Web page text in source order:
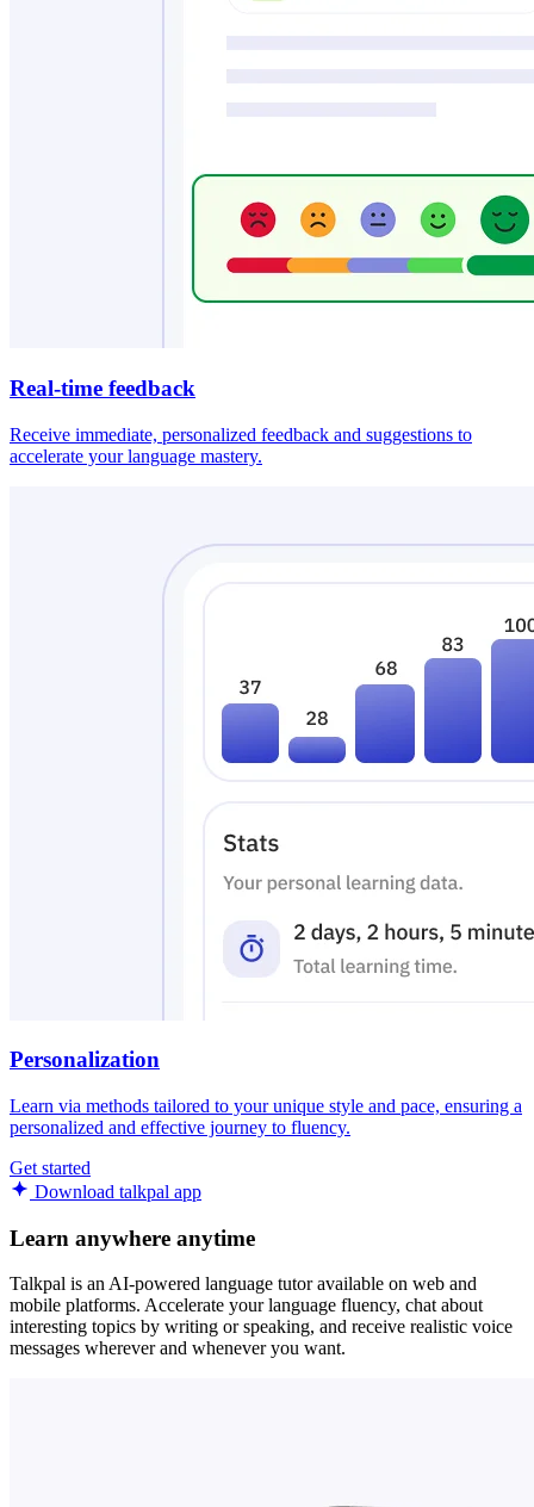
Real-time feedback
Receive immediate, personalized feedback and suggestions to
accelerate your language mastery.
Personalization
Learn via methods tailored to your unique style and pace, ensuring a
personalized and effective journey to fluency.
Get started
Download talkpal app
Learn anywhere anytime
Talkpal is an AI-powered language tutor available on web and
mobile platforms. Accelerate your language fluency, chat about
interesting topics by writing or speaking, and receive realistic voice
messages wherever and whenever you want.